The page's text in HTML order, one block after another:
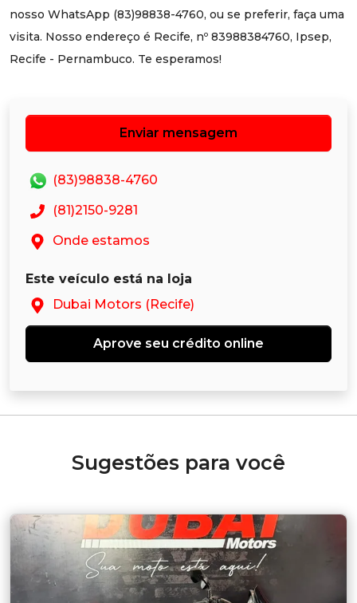
nosso WhatsApp (83)98838-4760, ou se preferir, faça uma
visita. Nosso endereço é Recife, nº 83988384760, Ipsep,
Recife - Pernambuco. Te esperamos!
Enviar mensagem
(83)98838-4760
(81)2150-9281
Onde estamos
Este veículo está na loja
Dubai Motors (Recife)
Aprove seu crédito online
Sugestões para você